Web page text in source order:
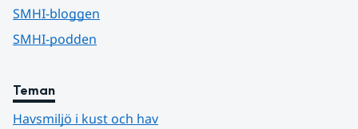
SMHI-bloggen
SMHI-podden
Teman
Havsmiljö i kust och hav